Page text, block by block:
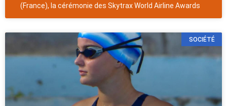
(France), la cérémonie des Skytrax World Airline Awards
SOCIÉTÉ